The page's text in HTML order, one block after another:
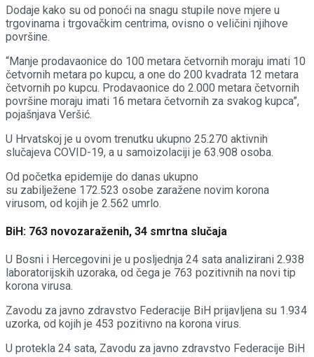
Dodaje kako su od ponoći na snagu stupile nove mjere u
trgovinama i trgovačkim centrima, ovisno o veličini njihove
površine.
“Manje prodavaonice do 100 metara četvornih moraju imati 10
četvornih metara po kupcu, a one do 200 kvadrata 12 metara
četvornih po kupcu. Prodavaonice do 2.000 metara četvornih
površine moraju imati 16 metara četvornih za svakog kupca”,
pojašnjava Veršić.
U Hrvatskoj je u ovom trenutku ukupno 25.270 aktivnih
slučajeva COVID-19, a u samoizolaciji je 63.908 osoba.
Od početka epidemije do danas ukupno
su zabilježene 172.523 osobe zaražene novim korona
virusom, od kojih je 2.562 umrlo.
BiH: 763 novozaraženih, 34 smrtna slučaja
U Bosni i Hercegovini je u posljednja 24 sata analizirani 2.938
laboratorijskih uzoraka, od čega je 763 pozitivnih na novi tip
korona virusa.
Zavodu za javno zdravstvo Federacije BiH prijavljena su 1.934
uzorka, od kojih je 453 pozitivno na korona virus.
U protekla 24 sata, Zavodu za javno zdravstvo Federacije BiH